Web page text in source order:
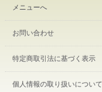
メニューへ
お問い合わせ
特定商取引法に基づく表示
個人情報の取り扱いについて